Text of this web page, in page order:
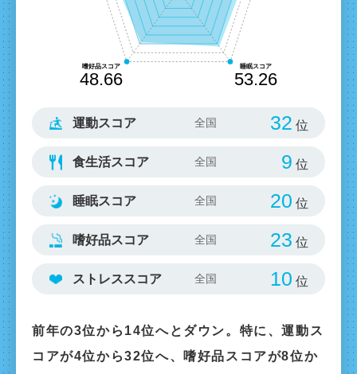
運動スコア 32 位
食生活スコア 9 位
睡眠スコア 20 位
嗜好品スコア 23 位
ストレススコア 10 位
前年の3位から14位へとダウン。特に、運動ス
コアが4位から32位へ、嗜好品スコアが8位か